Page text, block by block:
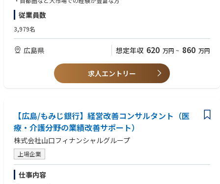
・顧客の事業内容・市場環境を踏まえたマーケティング戦略の立案
・大市場（首都圏等）での経験を踏まえた成長戦略・市場開拓戦略の設計
・顧客の売上拡大につながる施策全体像の整理・構築
＜マーケティング戦略構築後の実行支援・計画支援＞
・戦略を実行フェーズに落とし込むためのロードマップ策定
・顧客や関係者と伴走しながらの実行支援
＜若手社員の育成・チーム力強化＞
戦略立案にとどまらず、実行・成果創出まで踏み込み、顧客の売上向上に
直結する支援に携われます。
従業員数
3,979名
広島県 想定年収 620 万円 ~ 860 万円
求人エントリー
【広島/もみじ銀行】経営改善コンサルタント（医
療・介護分野の業績改善サポート）
株式会社山口フィナンシャルグループ
上場企業
仕事内容